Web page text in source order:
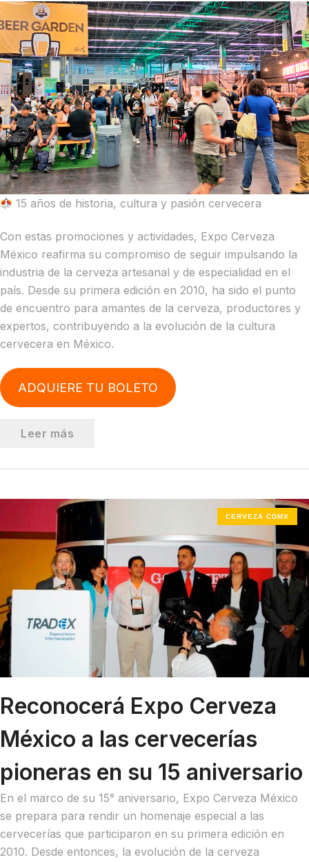
15 años de historia, cultura y pasión cervecera
Con estas promociones y actividades, Expo Cerveza
México reafirma su compromiso de seguir impulsando la
industria de la cerveza artesanal y de especialidad en el
país. Desde su primera edición en 2010, ha sido el punto
de encuentro para amantes de la cerveza, productores y
expertos, contribuyendo a la evolución de la cultura
cervecera en México.
ADQUIERE TU BOLETO
Leer más
CERVEZA CDMX
Reconocerá Expo Cerveza
México a las cervecerías
pioneras en su 15 aniversario
En el marco de su 15° aniversario, Expo Cerveza México
se prepara para rendir un homenaje especial a las
cervecerías que participaron en su primera edición en
2010. Desde entonces, la evolución de la cerveza